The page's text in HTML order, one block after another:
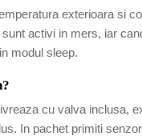
exterioara si
activi in mers, iar
modul sleep.
cu valva inclusa,
In pachet primiti